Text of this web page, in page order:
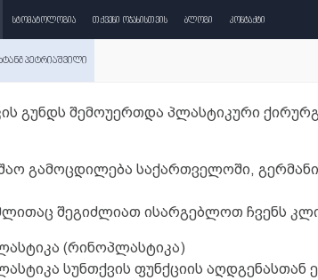
ქეთევან ჯაფარიძე ვახტანგ პეტრიაშვილი
გუნდს შემოუერთდა პლასტიკური
გამოცდილება საქართველოში,
შეგიძლიათ ისარგებლოთ ჩვენს
(რინოპლასტიკა)
სუნთქვის ფუნქციის აღდგენასთან